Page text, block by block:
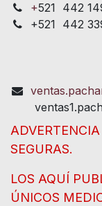
+521 442
+521 442
SEGURAS.
LOS AQUÍ
ÚNICOS